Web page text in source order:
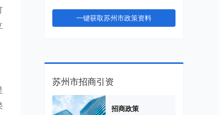
一键获取苏州市政策资料
苏州市招商引资
招商政策